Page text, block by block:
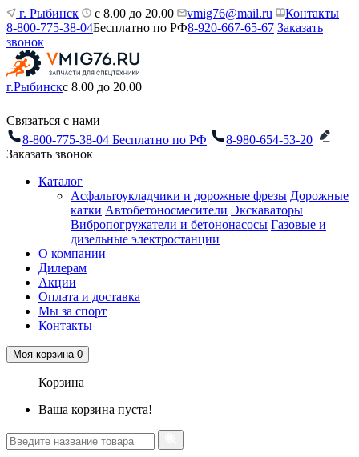
г. Рыбинск с 8.00 до 20.00 vmig76@mail.ru
Контакты
8-800-775-38-04Бесплатно по РФ8-920-667-65-67 Заказать
звонок
г.Рыбинскс 8.00 до 20.00
Связаться с нами
8-800-775-38-04 Бесплатно по РФ
8-980-654-53-20
Заказать звонок
Каталог
Асфальтоукладчики и дорожные фрезы Дорожные
катки Автобетоносмесители Экскаваторы
Вибропогружатели и бетононасосы Газовые и
дизельные электростанции
О компании
Дилерам
Акции
Оплата и доставка
Мы за спорт
Контакты
Моя корзина 0
Корзина
Ваша корзина пуста!